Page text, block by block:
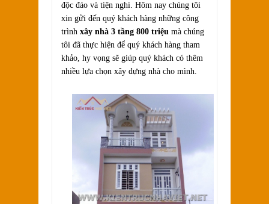
độc đáo và tiện nghi. Hôm nay chúng tôi
xin gửi đến quý khách hàng những công
trình xây nhà 3 tầng 800 triệu mà chúng
tôi đã thực hiện để quý khách hàng tham
khảo, hy vọng sẽ giúp quý khách có thêm
nhiều lựa chọn xây dựng nhà cho mình.